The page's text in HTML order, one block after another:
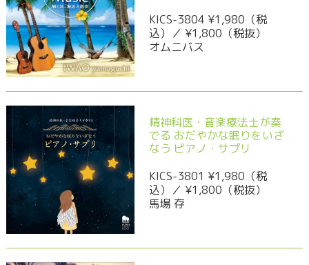
KICS-3804 ¥1,980（税
込）／ ¥1,800（税抜）
オムニバス
精神科医・音楽療法士が奏
でる おだやかな眠りをいざ
なう ピアノ・サプリ
KICS-3801 ¥1,980（税
込）／ ¥1,800（税抜）
馬場 存